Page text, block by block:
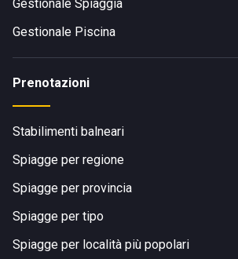
Gestionale Spiaggia
Gestionale Piscina
Prenotazioni
Stabilimenti balneari
Spiagge per regione
Spiagge per provincia
Spiagge per tipo
Spiagge per località più popolari